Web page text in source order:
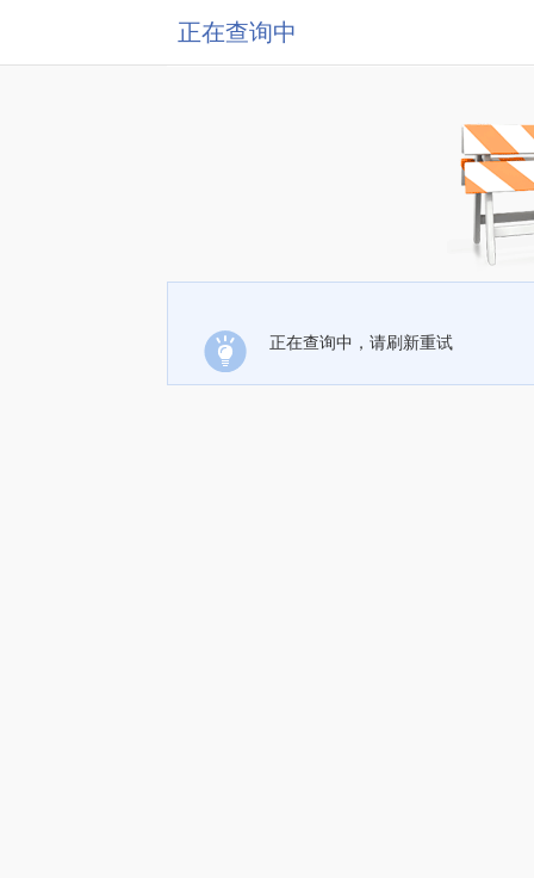
正在查询中
正在查询中，请刷新重试